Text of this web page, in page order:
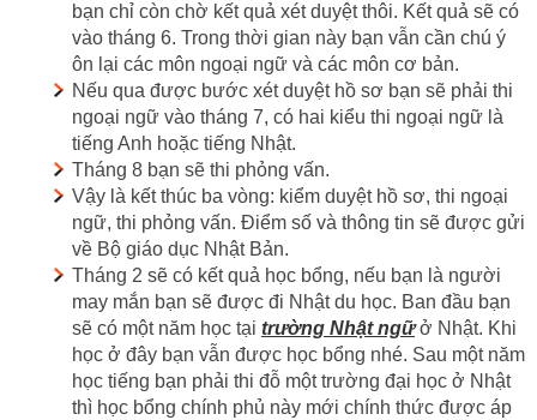
bạn chỉ còn chờ kết quả xét duyệt thôi. Kết quả sẽ có
vào tháng 6. Trong thời gian này bạn vẫn cần chú ý
ôn lại các môn ngoại ngữ và các môn cơ bản.
Nếu qua được bước xét duyệt hồ sơ bạn sẽ phải thi
ngoại ngữ vào tháng 7, có hai kiểu thi ngoại ngữ là
tiếng Anh hoặc tiếng Nhật.
Tháng 8 bạn sẽ thi phỏng vấn.
Vậy là kết thúc ba vòng: kiểm duyệt hồ sơ, thi ngoại
ngữ, thi phỏng vấn. Điểm số và thông tin sẽ được gửi
về Bộ giáo dục Nhật Bản.
Tháng 2 sẽ có kết quả học bổng, nếu bạn là người
may mắn bạn sẽ được đi Nhật du học. Ban đầu bạn
sẽ có một năm học tại trường Nhật ngữở Nhật. Khi
học ở đây bạn vẫn được học bổng nhé. Sau một năm
học tiếng bạn phải thi đỗ một trường đại học ở Nhật
thì học bổng chính phủ này mới chính thức được áp